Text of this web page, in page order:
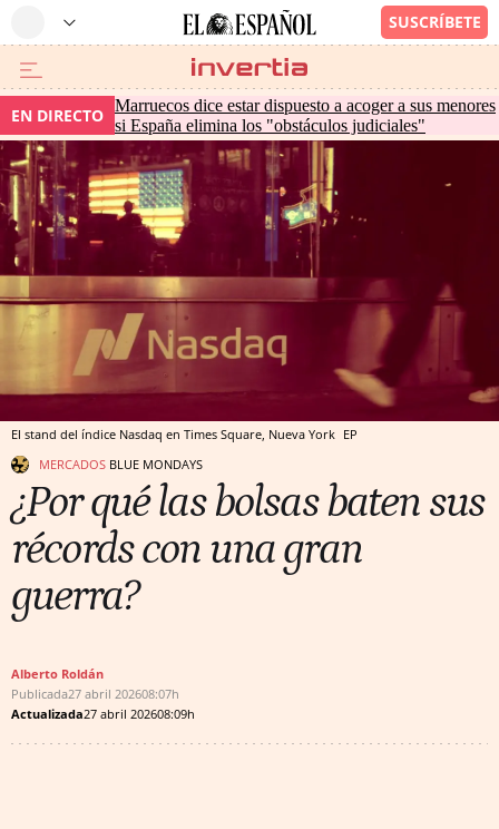
EN DIRECTO Marruecos dice estar dispuesto a acoger a sus menores
si España elimina los "obstáculos judiciales"
El stand del índice Nasdaq en Times Square, Nueva York EP
MERCADOS BLUE MONDAYS
¿Por qué las bolsas baten sus
récords con una gran
guerra?
Alberto Roldán
Publicada27 abril 202608:07h
Actualizada27 abril 202608:09h